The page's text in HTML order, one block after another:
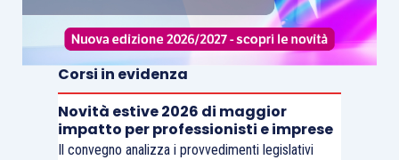
Corsi in evidenza
Novità estive 2026 di maggior
impatto per professionisti e imprese
Il convegno analizza i provvedimenti legislativi